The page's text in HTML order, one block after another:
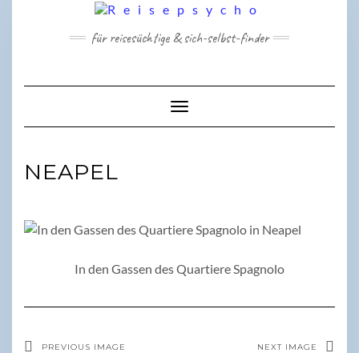
für reisesüchtige & sich-selbst-finder
Toggle Navigation
NEAPEL
In den Gassen des Quartiere Spagnolo
PREVIOUS IMAGE NEXT IMAGE